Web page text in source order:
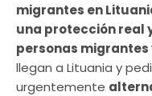
migrantes en
una protección real
personas
llegan a Lituania y
urgentemente